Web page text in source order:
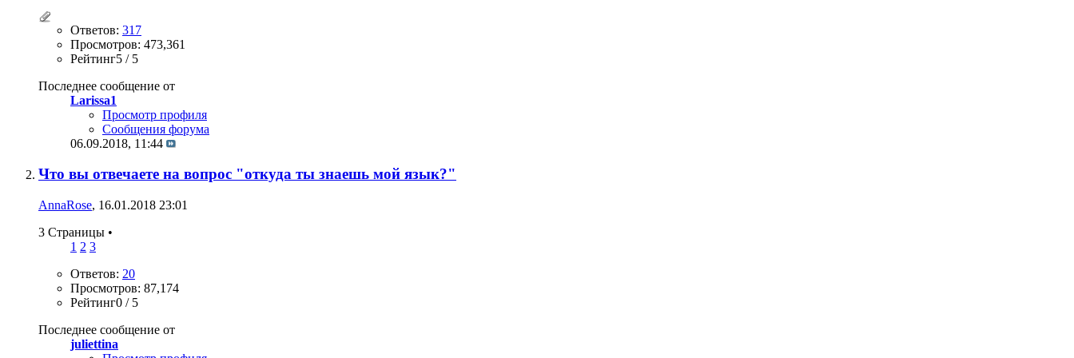
Ответов: 317
Просмотров: 473,361
Рейтинг5 / 5
Последнее сообщение от
Larissa1
Просмотр профиля
Сообщения форума
06.09.2018, 11:44
Что вы отвечаете на вопрос "откуда ты знаешь мой язык?"
AnnaRose, 16.01.2018 23:01
3 Страницы •
1 2 3
Ответов: 20
Просмотров: 87,174
Рейтинг0 / 5
Последнее сообщение от
juliettina